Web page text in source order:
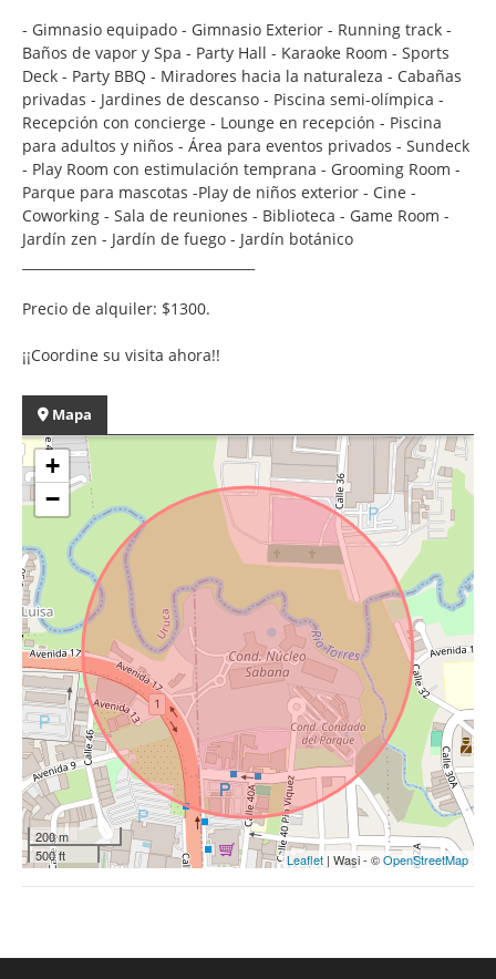
- Gimnasio equipado - Gimnasio Exterior - Running track -
Baños de vapor y Spa - Party Hall - Karaoke Room - Sports
Deck - Party BBQ - Miradores hacia la naturaleza - Cabañas
privadas - Jardines de descanso - Piscina semi-olímpica -
Recepción con concierge - Lounge en recepción - Piscina
para adultos y niños - Área para eventos privados - Sundeck
- Play Room con estimulación temprana - Grooming Room -
Parque para mascotas -Play de niños exterior - Cine -
Coworking - Sala de reuniones - Biblioteca - Game Room -
Jardín zen - Jardín de fuego - Jardín botánico
Precio de alquiler: $1300.
¡¡Coordine su visita ahora!!
Mapa
+
−
200 m
500 ft
Leaflet | Wasi - ©OpenStreetMap